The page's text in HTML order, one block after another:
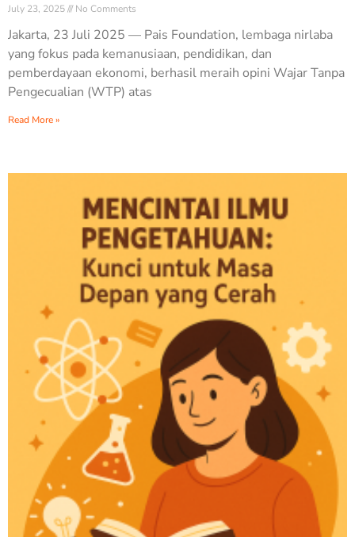
July 23, 2025 No Comments
Jakarta, 23 Juli 2025 — Pais Foundation, lembaga nirlaba
yang fokus pada kemanusiaan, pendidikan, dan
pemberdayaan ekonomi, berhasil meraih opini Wajar Tanpa
Pengecualian (WTP) atas
Read More »